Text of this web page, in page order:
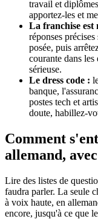
travail et
apportez-les et
La franchise est
réponses
posée, puis
courante dans
sérieuse.
Le dress code :
banque,
postes tech et
doute, habillez-
Comment
allemand,
Lire des listes de
faudra parler. La seule
à voix haute, en
encore, jusqu'à ce que